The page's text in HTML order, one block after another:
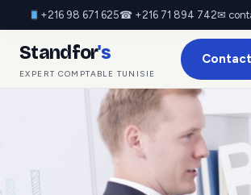
+216 98 671 625☎ +216 71 894 742✉
Standfor's
EXPERT COMPTABLE TUNISIE
Contact